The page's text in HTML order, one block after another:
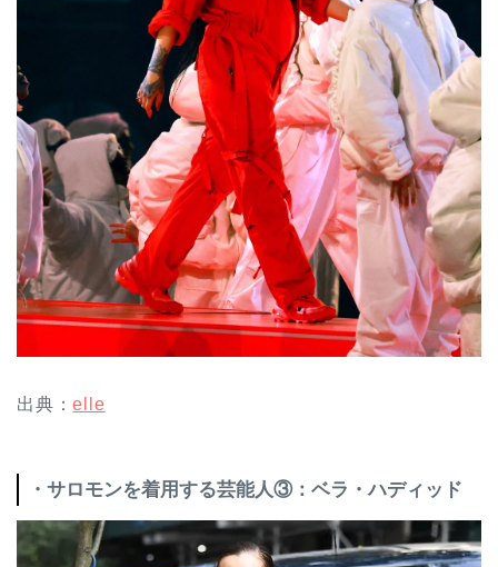
出典：elle
・サロモンを着用する芸能人③：ベラ・ハディッド